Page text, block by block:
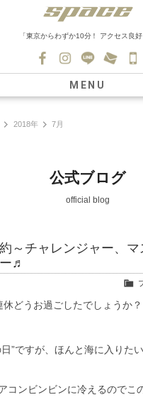
「東京からわずか10分！ アクセス良好
MENU
新車情報
在庫車情報
ファクトリー
スタッフ募集
2018年 7月
公式ブログ
official blog
～チャレンジャー、マ
♬
どうお過ごしたでしょうか？
”ですが、ほんと海に入りた
コンビンビンに冷えるのでこ